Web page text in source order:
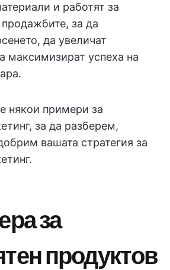
и работят за
за да
да увеличат
максимизират успеха на
някои примери за
за да разберем,
вашата стратегия за
за
продуктов